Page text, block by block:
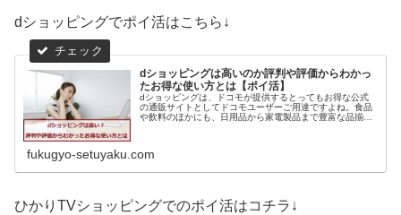
dショッピングでポイ活はこちら↓
dショッピングは高いのか評判や評価からわかっ
たお得な使い方とは【ポイ活】
dショッピングは、ドコモが提供するとってもお得な公式
の通販サイトとしてドコモユーザーご用達ですよね。食品
や飲料のほかにも、日用品から家電製品まで豊富な品揃え
fukugyo-setuyaku.com
ひかりTVショッピングでのポイ活はコチラ↓